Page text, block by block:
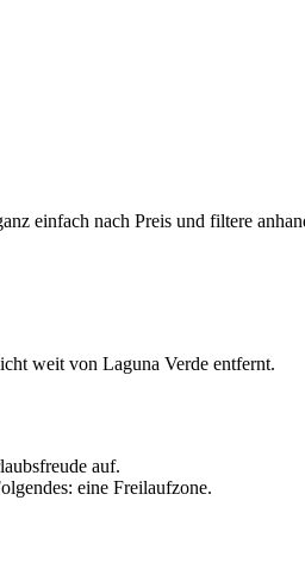
einfach nach Preis und filtere
weit von Laguna Verde entfernt.
auf.
eine Freilaufzone.